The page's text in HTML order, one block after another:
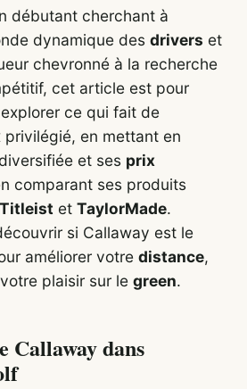
débutant cherchant à
dynamique des drivers et
chevronné à la recherche
cet article est pour
ce qui fait de
privilégié, en mettant en
diversifiée et ses prix
comparant ses produits
Titleist et TaylorMade.
si Callaway est le
améliorer votre distance,
plaisir sur le green.
Callaway dans